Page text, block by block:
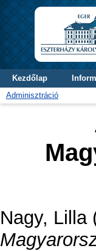
Kezdőlap
Adminisztráció
Nagy, Lilla